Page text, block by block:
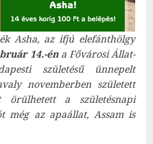
Asha, az ifjú elefánthölgy
14.-én a Fővárosi Állat-
születésű ünnepelt
novemberben született
örülhetett a születésnapi
még az apaállat, Assam is